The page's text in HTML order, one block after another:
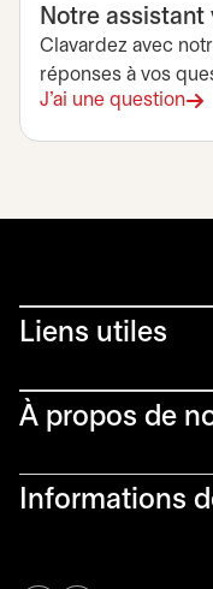
Notre assistant
Clavardez avec
réponses à vos
J'ai une question
Liens utiles​
À propos de
Informations